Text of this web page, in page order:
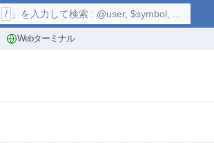
Webターミナル
/ 」を入力して検索 : @user, $symbol, ...